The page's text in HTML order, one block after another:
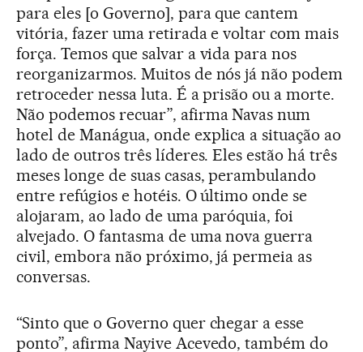
para eles [o Governo], para que cantem
vitória, fazer uma retirada e voltar com mais
força. Temos que salvar a vida para nos
reorganizarmos. Muitos de nós já não podem
retroceder nessa luta. É a prisão ou a morte.
Não podemos recuar”, afirma Navas num
hotel de Manágua, onde explica a situação ao
lado de outros três líderes. Eles estão há três
meses longe de suas casas, perambulando
entre refúgios e hotéis. O último onde se
alojaram, ao lado de uma paróquia, foi
alvejado. O fantasma de uma nova guerra
civil, embora não próximo, já permeia as
conversas.
“Sinto que o Governo quer chegar a esse
ponto”, afirma Nayive Acevedo, também do